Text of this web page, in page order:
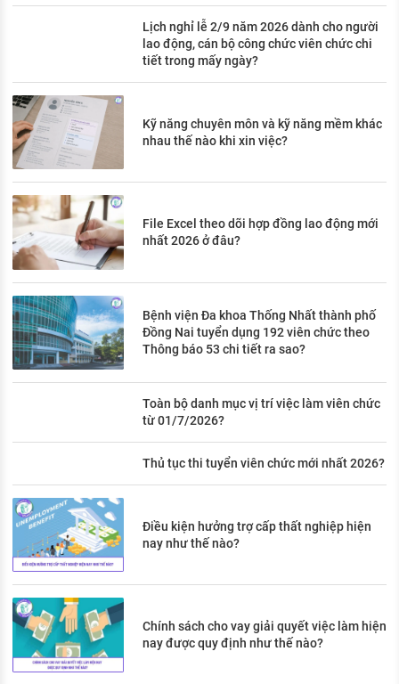
Lịch nghỉ lễ 2/9 năm 2026 dành cho người
lao động, cán bộ công chức viên chức chi
tiết trong mấy ngày?
Kỹ năng chuyên môn và kỹ năng mềm khác
nhau thế nào khi xin việc?
File Excel theo dõi hợp đồng lao động mới
nhất 2026 ở đâu?
Bệnh viện Đa khoa Thống Nhất thành phố
Đồng Nai tuyển dụng 192 viên chức theo
Thông báo 53 chi tiết ra sao?
Toàn bộ danh mục vị trí việc làm viên chức
từ 01/7/2026?
Thủ tục thi tuyển viên chức mới nhất 2026?
Điều kiện hưởng trợ cấp thất nghiệp hiện
nay như thế nào?
Chính sách cho vay giải quyết việc làm hiện
nay được quy định như thế nào?